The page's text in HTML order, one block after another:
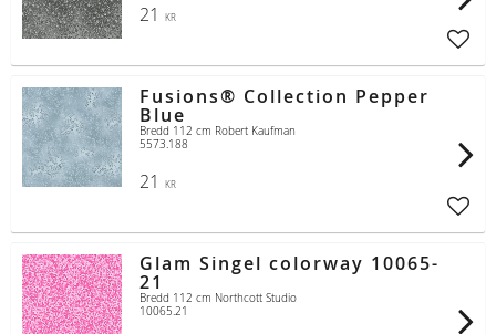
21 KR
Fusions® Collection Pepper
Blue
Bredd 112 cm Robert Kaufman
5573.188
21 KR
Glam Singel colorway 10065-
21
Bredd 112 cm Northcott Studio
10065.21